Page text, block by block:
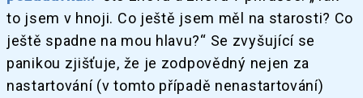
to jsem v hnoji. Co ještě jsem měl na starosti? Co
ještě spadne na mou hlavu?“ Se zvyšující se
panikou zjišťuje, že je zodpovědný nejen za
nastartování (v tomto případě nenastartování)